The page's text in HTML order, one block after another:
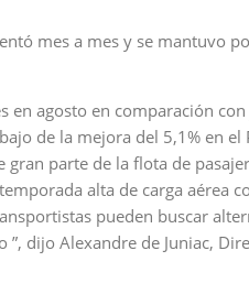
mes a mes y se mantuvo
en agosto en comparación
de la mejora del 5,1% en
gran parte de la flota de
alta de carga aérea
pueden buscar
dijo Alexandre de Juniac,